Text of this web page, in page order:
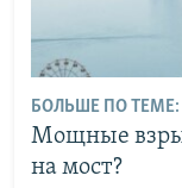
БОЛЬШЕ ПО ТЕМЕ:
Мощные
на мост?